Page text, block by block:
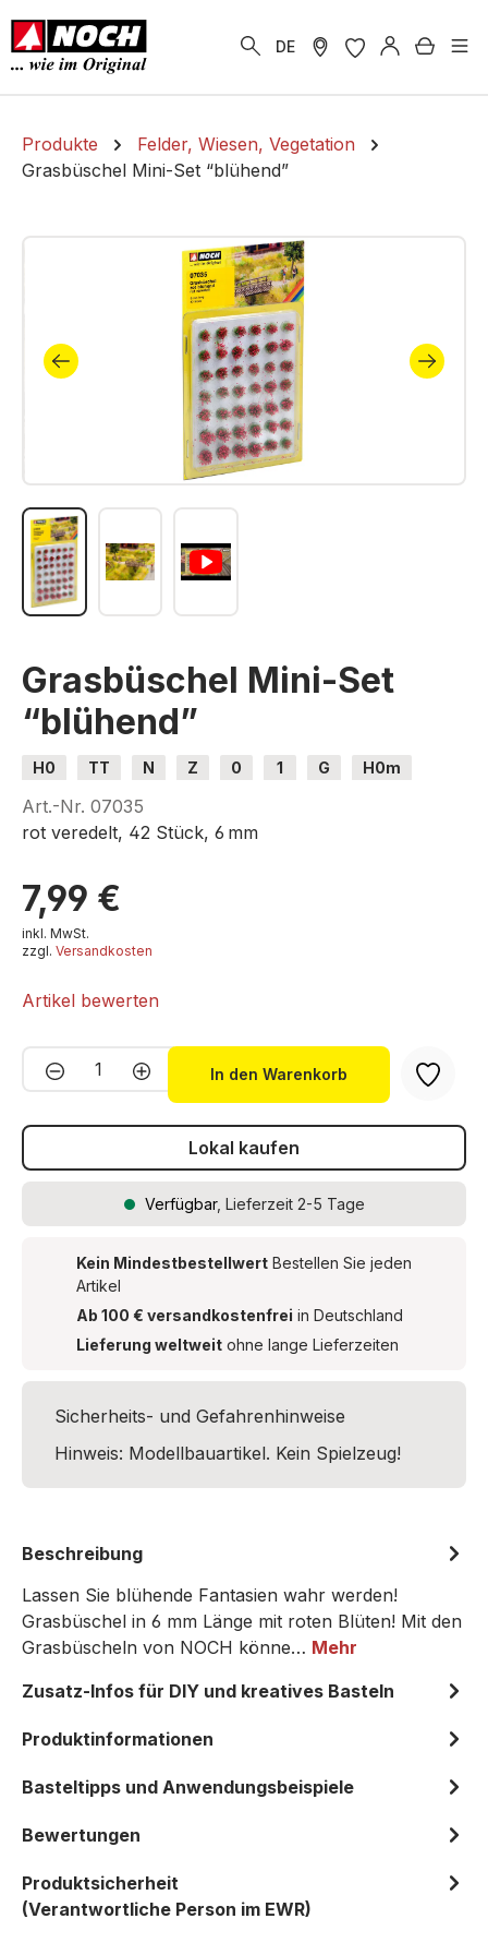
springen
DE
Produkte
Felder, Wiesen, Vegetation
Grasbüschel Mini-Set “blühend”
Bildergalerie überspringen
Grasbüschel Mini-Set
“blühend”
H0 TT N Z 0 1 G
H0m
H0e
Art.-Nr. 07035
rot veredelt, 42 Stück, 6 mm
7,99 €
inkl. MwSt.
zzgl. Versandkosten
Artikel bewerten
Produkt Anzahl: Gib den
In den Warenkorb
Lokal kaufen
Verfügbar, Lieferzeit 2-5 Tage
Kein Mindestbestellwert Bestellen Sie jeden
Artikel
Ab 100 € versandkostenfrei in Deutschland
Lieferung weltweit ohne lange Lieferzeiten
Sicherheits- und Gefahrenhinweise
Hinweis: Modellbauartikel. Kein Spielzeug!
Beschreibung
Lassen Sie blühende Fantasien wahr werden!
Grasbüschel in 6 mm Länge mit roten Blüten! Mit den
Grasbüscheln von NOCH könne… Mehr
Zusatz-Infos für DIY und kreatives Basteln
Produktinformationen
Basteltipps und Anwendungsbeispiele
Bewertungen
Produktsicherheit
(Verantwortliche Person im EWR)